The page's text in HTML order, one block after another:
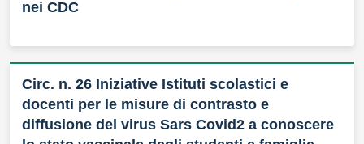
nei CDC
Circ. n. 26 Iniziative Istituti scolastici e
docenti per le misure di contrasto e
diffusione del virus Sars Covid2 a conoscere